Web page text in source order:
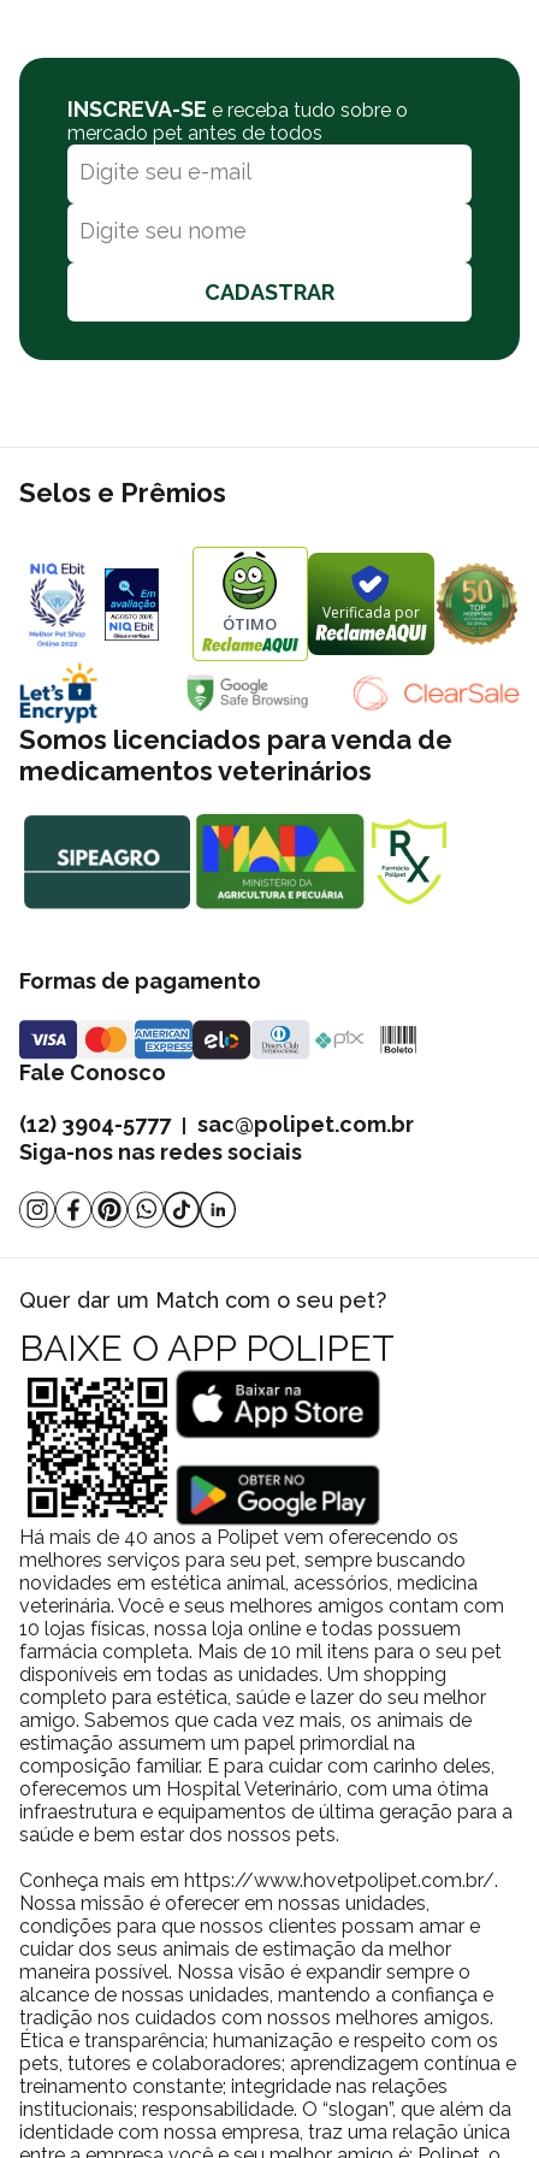
INSCREVA-SE e receba tudo sobre o
mercado pet antes de todos
CADASTRAR
Selos e Prêmios
ÓTIMO Verificada por
Somos licenciados para venda de
medicamentos veterinários
Formas de pagamento
Fale Conosco
(12) 3904-5777| sac@polipet.com.br
Siga-nos nas redes sociais
Quer dar um Match com o seu pet?
BAIXE O APP POLIPET
Há mais de 40 anos a Polipet vem oferecendo os
melhores serviços para seu pet, sempre buscando
novidades em estética animal, acessórios, medicina
veterinária. Você e seus melhores amigos contam com
10 lojas físicas, nossa loja online e todas possuem
farmácia completa. Mais de 10 mil itens para o seu pet
disponíveis em todas as unidades. Um shopping
completo para estética, saúde e lazer do seu melhor
amigo. Sabemos que cada vez mais, os animais de
estimação assumem um papel primordial na
composição familiar. E para cuidar com carinho deles,
oferecemos um Hospital Veterinário, com uma ótima
infraestrutura e equipamentos de última geração para a
saúde e bem estar dos nossos pets.
Conheça mais em https://www.hovetpolipet.com.br/.
Nossa missão é oferecer em nossas unidades,
condições para que nossos clientes possam amar e
cuidar dos seus animais de estimação da melhor
maneira possível. Nossa visão é expandir sempre o
alcance de nossas unidades, mantendo a confiança e
tradição nos cuidados com nossos melhores amigos.
Ética e transparência; humanização e respeito com os
pets, tutores e colaboradores; aprendizagem contínua e
treinamento constante; integridade nas relações
institucionais; responsabilidade. O “slogan”, que além da
identidade com nossa empresa, traz uma relação única